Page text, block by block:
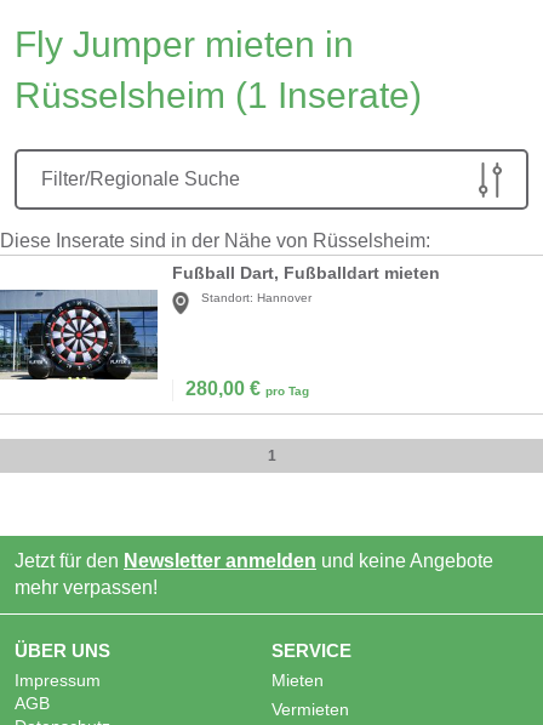
Fly Jumper mieten in
Rüsselsheim (1 Inserate)
Filter/Regionale Suche
Diese Inserate sind in der Nähe von Rüsselsheim:
Fußball Dart, Fußballdart mieten
Standort: Hannover
280,00 € pro Tag
1
Jetzt für den Newsletter anmelden und keine Angebote
mehr verpassen!
ÜBER UNS
Impressum
AGB
SERVICE
Mieten
Vermieten